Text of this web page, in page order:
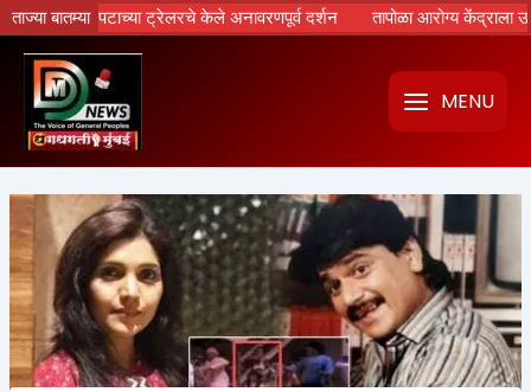
ताज्या बातम्या
चित्रपटाच्या ट्रेलरचे केले अनावरणपूर्व दर्शन तापोळा आरोग्य केंद्राला
Skip
to
content
MENU